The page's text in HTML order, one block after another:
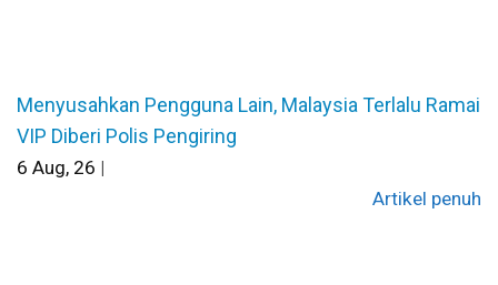
Menyusahkan Pengguna Lain, Malaysia Terlalu Ramai
VIP Diberi Polis Pengiring
6 Aug, 26 |
Artikel penuh